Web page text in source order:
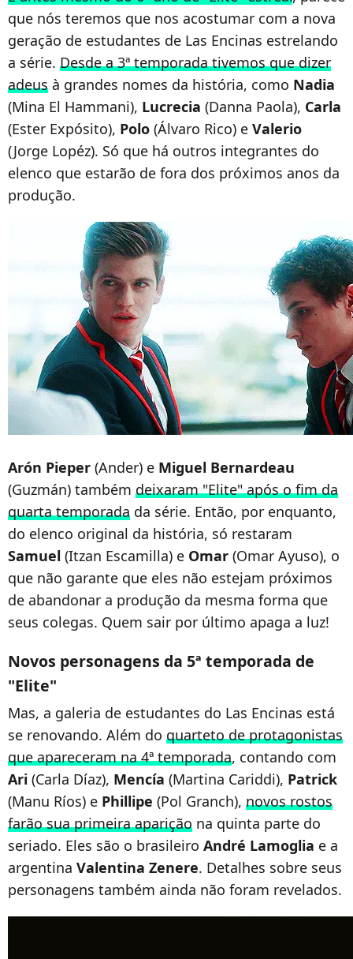
que nós teremos que nos acostumar com a nova
geração de estudantes de Las Encinas estrelando
a série. Desde a 3ª temporada tivemos que dizer
adeus à grandes nomes da história, como Nadia
(Mina El Hammani), Lucrecia (Danna Paola), Carla
(Ester Expósito), Polo (Álvaro Rico) e Valerio
(Jorge Lopéz). Só que há outros integrantes do
elenco que estarão de fora dos próximos anos da
produção.
Arón Pieper (Ander) e Miguel Bernardeau
(Guzmán) também deixaram "Elite" após o fim da
quarta temporada da série. Então, por enquanto,
do elenco original da história, só restaram
Samuel (Itzan Escamilla) e Omar (Omar Ayuso), o
que não garante que eles não estejam próximos
de abandonar a produção da mesma forma que
seus colegas. Quem sair por último apaga a luz!
Novos personagens da 5ª temporada de
"Elite"
Mas, a galeria de estudantes do Las Encinas está
se renovando. Além do quarteto de protagonistas
que apareceram na 4ª temporada, contando com
Ari (Carla Díaz), Mencía (Martina Cariddi), Patrick
(Manu Ríos) e Phillipe (Pol Granch), novos rostos
farão sua primeira aparição na quinta parte do
seriado. Eles são o brasileiro André Lamoglia e a
argentina Valentina Zenere. Detalhes sobre seus
personagens também ainda não foram revelados.